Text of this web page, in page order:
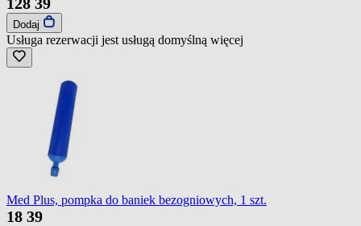
Dodaj
Usługa rezerwacji jest usługą domyślną więcej
Med Plus, pompka do baniek bezogniowych, 1 szt.
18 39